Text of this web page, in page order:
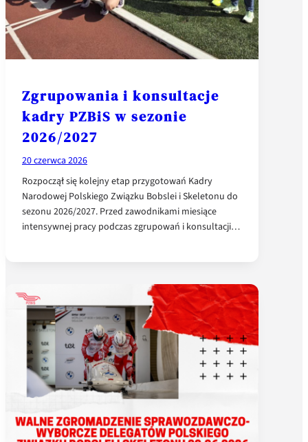
Zgrupowania i konsultacje
kadry PZBiS w sezonie
2026/2027
20 czerwca 2026
Rozpoczął się kolejny etap przygotowań Kadry
Narodowej Polskiego Związku Bobslei i Skeletonu do
sezonu 2026/2027. Przed zawodnikami miesiące
intensywnej pracy podczas zgrupowań i konsultacji…